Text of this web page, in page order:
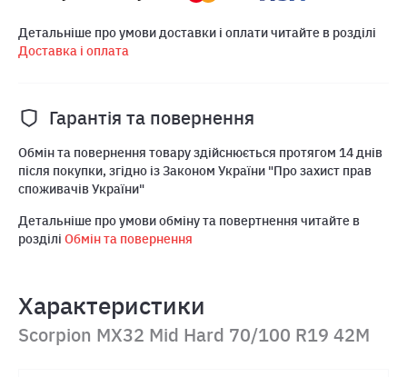
Детальніше про умови доставки і оплати читайте в розділі
Доставка і оплата
Гарантія та повернення
Обмін та повернення товару здійснюється протягом 14 днів
після покупки, згідно із Законом України "Про захист прав
споживачів України"
Детальніше про умови обміну та повертнення читайте в
розділі Обмін та повернення
Характеристики
Scorpion MX32 Mid Hard 70/100 R19 42M